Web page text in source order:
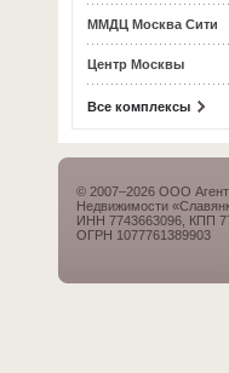
ММДЦ Москва Сити
Центр Москвы
Все комплексы
© 2007–2026 ООО
Недвижимости
ИНН 7743663096, КПП
ОГРН 1077761389903